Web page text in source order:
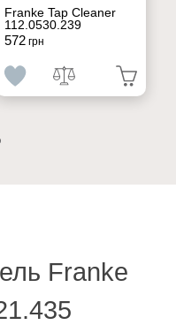
Franke Tap Cleaner
112.0530.239
572грн
Franke